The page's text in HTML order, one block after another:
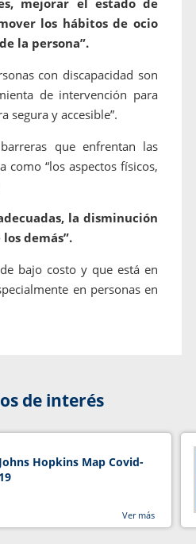
los hábitos de ocio
la persona”.
con discapacidad son
de intervención para
segura y accesible”.
que enfrentan las
como “los aspectos físicos,
la disminución
demás”.
bajo costo y que está en
en personas en
de interés
Johns Hopkins Map Covid-
19
Ver más